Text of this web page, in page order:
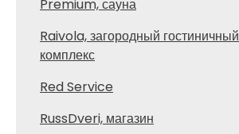
Premium, сауна
Raivola, загородный гостиничный
комплекс
Red Service
RussDveri, магазин